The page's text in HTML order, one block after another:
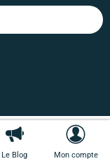
Le Blog Mon compte
Le Blog Mon compte